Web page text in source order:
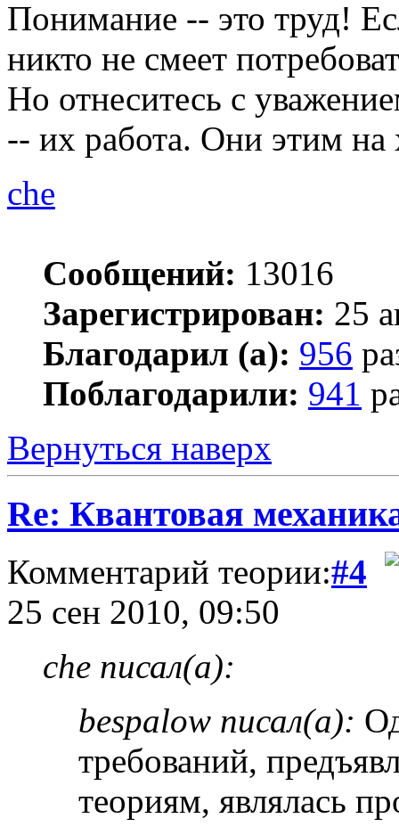
Понимание -- это труд!
никто не смеет
Но отнеситесь с
-- их работа. Они этим на
che
Сообщений: 13016
Зарегистрирован: 25
Благодарил (а): 956
Поблагодарили: 941
Вернуться наверх
Re: Квантовая
Комментарий теории:#4
25 сен 2010, 09:50
che писал(а):
bespalow писал(а):
требований,
теориям, являлась